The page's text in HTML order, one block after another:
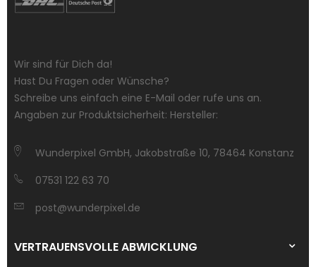
Wir sind für Dich da!
Hast Du Fragen oder Wünsche?
Schreibe uns einfach eine E-Mail oder rufe uns an.
Angaben zur Produktsicherheit: Hersteller:
Wunderpixel GmbH, Jakobstraße 10, 78464 Konstanz
07531 122 63 70
post@wunderpixel.de
VERTRAUENSVOLLE ABWICKLUNG